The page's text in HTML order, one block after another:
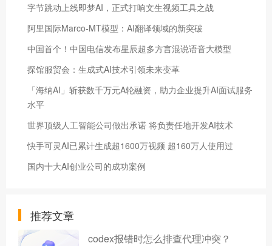
字节跳动上线即梦AI，正式打响文生视频工具之战
阿里国际Marco-MT模型：AI翻译领域的新突破
中国首个！中国电信发布星辰超多方言混说语音大模型
探馆服贸会：生成式AI技术引领未来变革
「海纳AI」斩获数千万元A轮融资，助力企业提升AI面试服务
水平
世界顶级人工智能公司做出承诺 将负责任地开发AI技术
快手可灵AI已累计生成超1600万视频 超160万人使用过
国内十大AI创业公司的成功案例
推荐文章
codex报错时怎么排查代理冲突？